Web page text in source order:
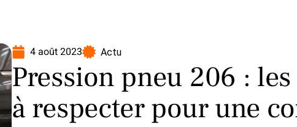
4 août 2023 Actu
Pression pneu 206 :
à respecter pour une